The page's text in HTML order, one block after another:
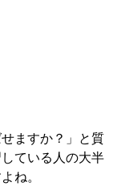
ますか？」と質
ている人の大半
ね。